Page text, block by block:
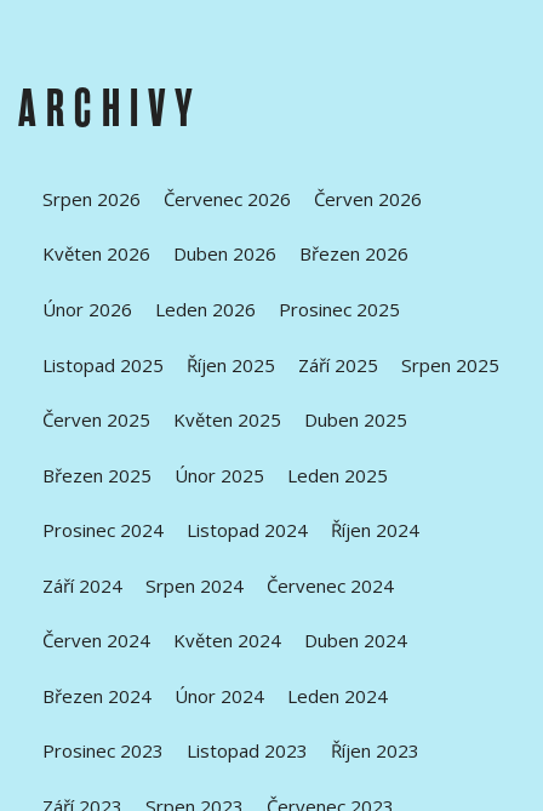
ARCHIVY
Srpen 2026 Červenec 2026 Červen 2026
Květen 2026 Duben 2026 Březen 2026
Únor 2026 Leden 2026 Prosinec 2025
Listopad 2025 Říjen 2025 Září 2025 Srpen 2025
Červen 2025 Květen 2025 Duben 2025
Březen 2025 Únor 2025 Leden 2025
Prosinec 2024 Listopad 2024 Říjen 2024
Září 2024 Srpen 2024 Červenec 2024
Červen 2024 Květen 2024 Duben 2024
Březen 2024 Únor 2024 Leden 2024
Prosinec 2023 Listopad 2023 Říjen 2023
Září 2023 Srpen 2023 Červenec 2023